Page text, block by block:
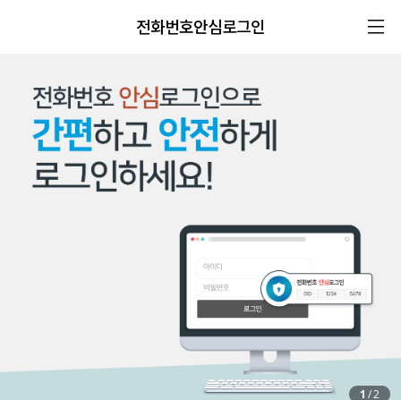
전화번호안심로그인
1 /2